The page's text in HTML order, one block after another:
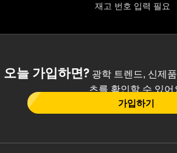
재고 번호 입력 필요
오늘 가입하면?광학 트렌드, 신제
츠를 확인할 수 있어
가입하기